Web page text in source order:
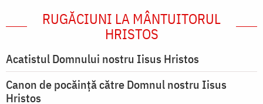
RUGĂCIUNI LA MÂNTUITORUL
HRISTOS
Acatistul Domnului nostru Iisus Hristos
Canon de pocăință către Domnul nostru Iisus
Hristos